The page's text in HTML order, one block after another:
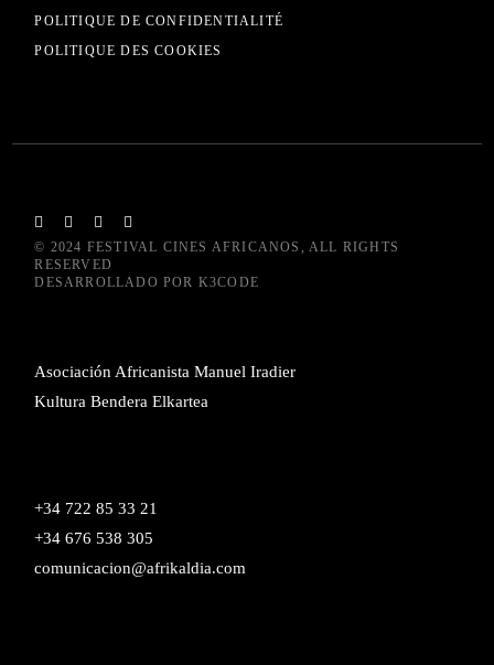
POLITIQUE DE CONFIDENTIALITÉ
POLITIQUE DES COOKIES
© 2024 FESTIVAL CINES AFRICANOS
, ALL RIGHTS
RESERVED
DESARROLLADO POR K3CODE
Asociación Africanista Manuel Iradier
Kultura Bendera Elkartea
+34 722 85 33 21
+34 676 538 305
comunicacion@afrikaldia.com